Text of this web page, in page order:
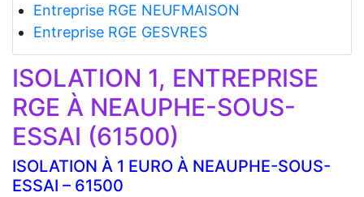
Entreprise RGE NEUFMAISON
Entreprise RGE GESVRES
ISOLATION 1, ENTREPRISE
RGE À NEAUPHE-SOUS-
ESSAI (61500)
ISOLATION À 1 EURO À NEAUPHE-SOUS-
ESSAI – 61500